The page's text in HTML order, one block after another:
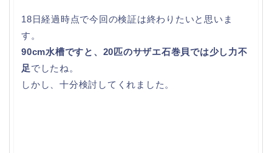
18日経過時点で今回の検証は終わりたいと思いま
す。
90cm水槽ですと、20匹のサザエ石巻貝では少し力不
足でしたね。
しかし、十分検討してくれました。